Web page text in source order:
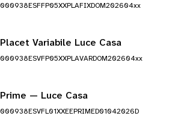
000938ESFFP05XXPLAFIXDOM202604xx
Placet Variabile Luce Casa
000938ESVFP05XXPLAVARDOM202604xx
Prime — Luce Casa
000938ESVFL01XXEEPRIMED01042026D